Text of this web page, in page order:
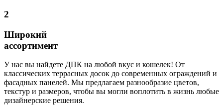
2
Широкий
ассортимент
У нас вы найдете ДПК на любой вкус и кошелек! От
классических террасных досок до современных ограждений и
фасадных панелей. Мы предлагаем разнообразие цветов,
текстур и размеров, чтобы вы могли воплотить в жизнь любые
дизайнерские решения.